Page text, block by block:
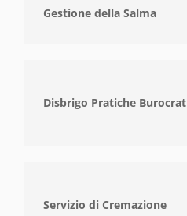
Gestione della Salma
Disbrigo Pratiche
Servizio di Cremazione